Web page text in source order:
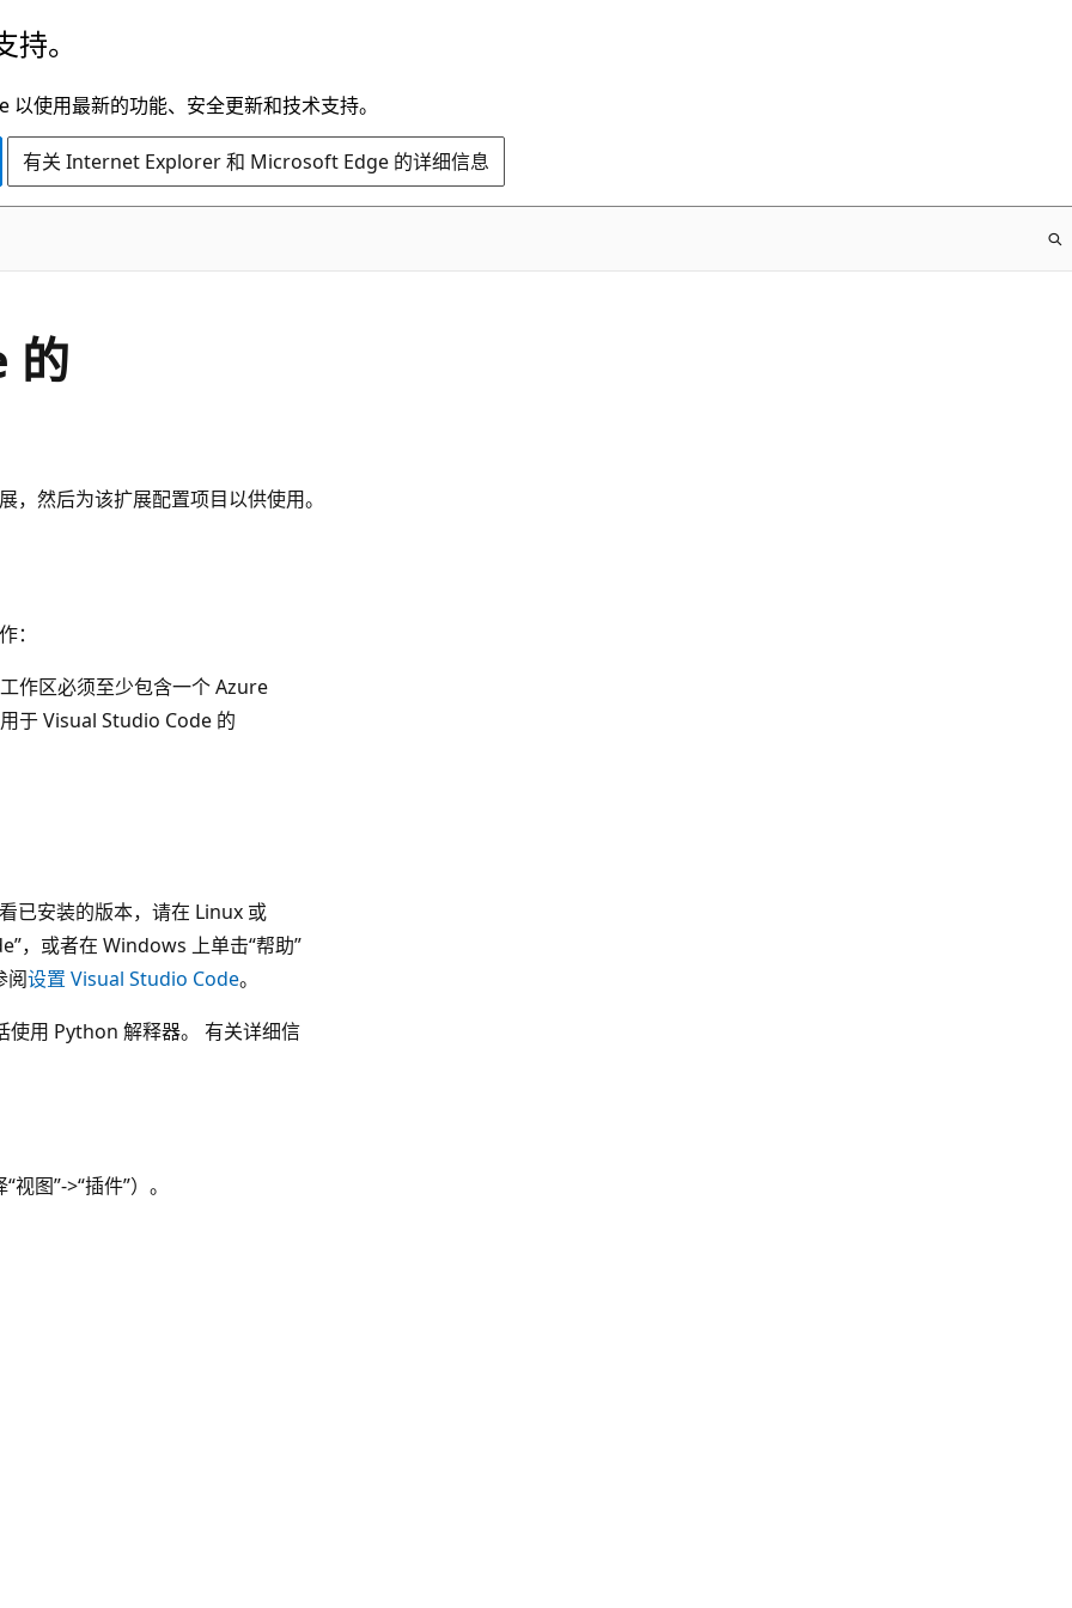
。
使用最新的功能、安全更新和技术支持。
有关 Internet Explorer 和 Microsoft Edge 的详细信息
的
然后为该扩展配置项目以供使用。
：
作区必须至少包含一个 Azure
于 Visual Studio Code 的
已安装的版本，请在 Linux 或
，或者在 Windows 上单击“帮助”
阅设置 Visual Studio Code。
用 Python 解释器。 有关详细信
图”->“插件”）。